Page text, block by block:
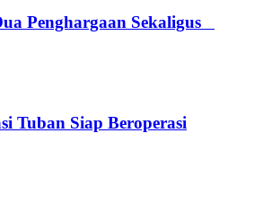
Penghargaan Sekaligus
Tuban Siap Beroperasi